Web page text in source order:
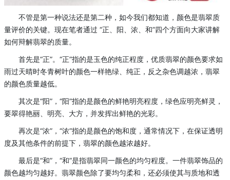
不管是第一种说法还是第二种，如今我们都知道，颜色是翡翠质
量评价的关键。现在笔者通过 “正、阳、浓、和”四个方面向大家讲解
如何辩解翡翠的质量。
首先是“正”。“正”指的是玉色的纯正程度，优质翡翠的颜色要求如
雨过天晴时冬青树叶的颜色一样艳绿、纯正，反之杂色调越浓，翡翠
的颜色质量越低。
其次是“阳”，“阳”指的是颜色的鲜艳明亮程度，绿色应明亮鲜灵，
要翠得艳丽、明亮、大方，并发挥出鲜艳的光彩。
再次是“浓”，“浓”指的是颜色的饱和度，通常情况下，在保证透明
度及其他条件的前提下，翡翠的颜色越浓越好。
最后是“和”，“和”是指翡翠同一颜色的均匀程度。一件翡翠饰品的
颜色越均匀越好。翡翠颜色除了要均匀柔和，还必须使其与质地和透